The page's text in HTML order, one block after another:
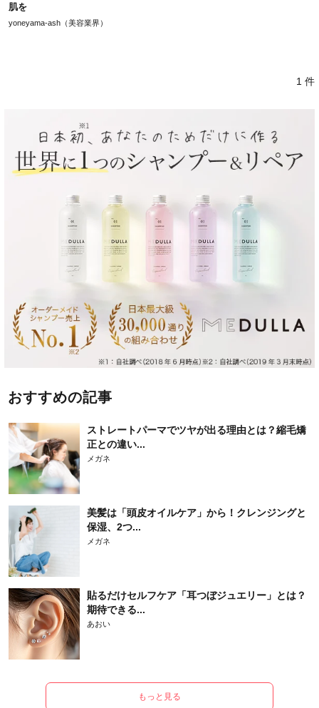
肌を
yoneyama-ash（美容業界）
1 件
おすすめの記事
ストレートパーマでツヤが出る理由とは？縮毛矯
正との違い...
メガネ
美髪は「頭皮オイルケア」から！クレンジングと
保湿、2つ...
メガネ
貼るだけセルフケア「耳つぼジュエリー」とは？
期待できる...
あおい
もっと見る